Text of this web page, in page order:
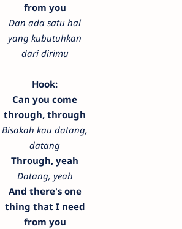
from you
Dan ada satu hal
yang kubutuhkan
dari dirimu
Hook:
Can you come
through, through
Bisakah kau datang,
datang
Through, yeah
Datang, yeah
And there's one
thing that I need
from you